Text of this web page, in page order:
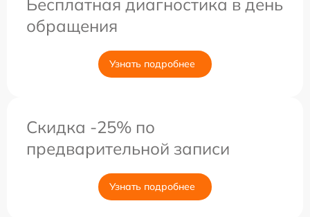
обращения
Узнать подробнее
Скидка -25% по
предварительной записи
Узнать подробнее